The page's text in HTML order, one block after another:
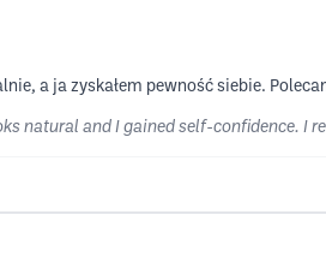
a ja zyskałem pewność siebie.
natural and I gained self-confidence. I